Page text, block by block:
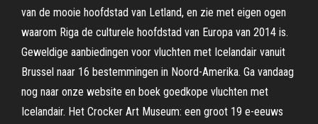
van de mooie hoofdstad van Letland, en zie met eigen ogen
waarom Riga de culturele hoofdstad van Europa van 2014 is.
Geweldige aanbiedingen voor vluchten met Icelandair vanuit
Brussel naar 16 bestemmingen in Noord-Amerika. Ga vandaag
nog naar onze website en boek goedkope vluchten met
Icelandair. Het Crocker Art Museum: een groot 19 e-eeuws